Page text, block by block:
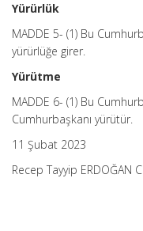
Yürürlük
MADDE 5- (1) Bu
yürürlüğe girer.
Yürütme
MADDE 6- (1) Bu
Cumhurbaşkanı yürütür.
11 Şubat 2023
Recep Tayyip ERDOĞAN